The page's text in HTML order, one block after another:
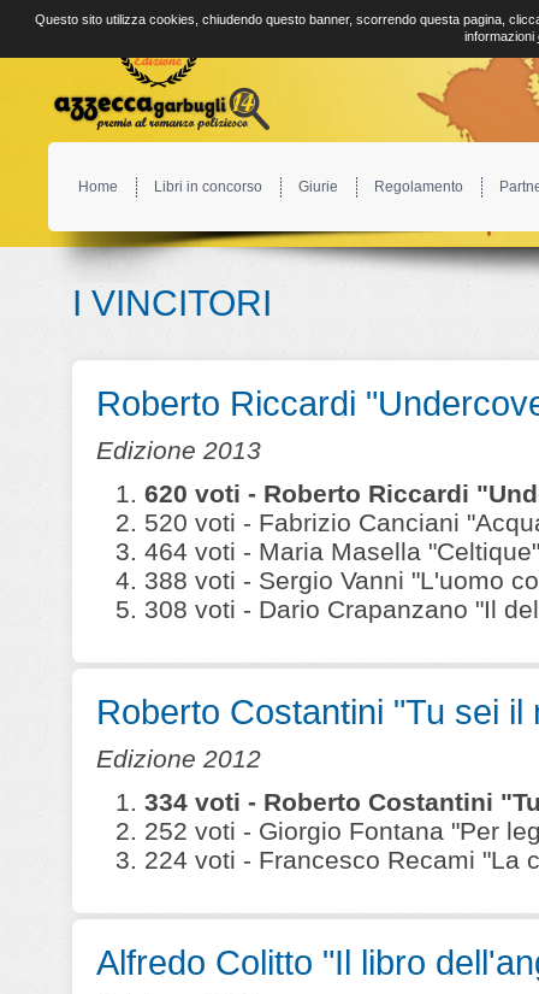
Home Libri in concorso Giurie Regolamento
I VINCITORI
Roberto Riccardi
Edizione 2013
620 voti - Roberto Riccardi
520 voti - Fabrizio Canciani
464 voti - Maria Masella
388 voti - Sergio Vanni "L'uomo
308 voti - Dario Crapanzano "Il
Roberto Costantini "Tu sei il
Edizione 2012
334 voti - Roberto Costantini
252 voti - Giorgio Fontana "Per
224 voti - Francesco Recami "La
Alfredo Colitto "Il libro
Questo sito utilizza cookies, chiudendo questo banner, scorrendo questa pagina,
informazioni